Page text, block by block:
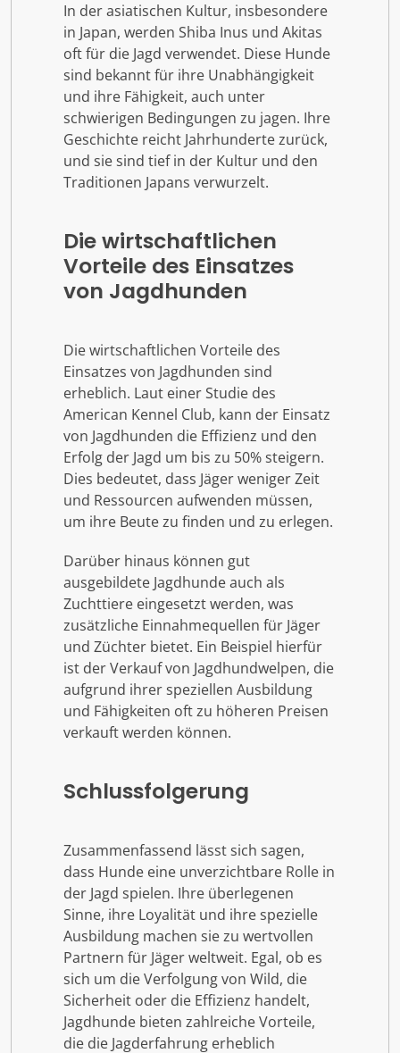
In der asiatischen Kultur, insbesondere
in Japan, werden Shiba Inus und Akitas
oft für die Jagd verwendet. Diese Hunde
sind bekannt für ihre Unabhängigkeit
und ihre Fähigkeit, auch unter
schwierigen Bedingungen zu jagen. Ihre
Geschichte reicht Jahrhunderte zurück,
und sie sind tief in der Kultur und den
Traditionen Japans verwurzelt.
Die wirtschaftlichen
Vorteile des Einsatzes
von Jagdhunden
Die wirtschaftlichen Vorteile des
Einsatzes von Jagdhunden sind
erheblich. Laut einer Studie des
American Kennel Club, kann der Einsatz
von Jagdhunden die Effizienz und den
Erfolg der Jagd um bis zu 50% steigern.
Dies bedeutet, dass Jäger weniger Zeit
und Ressourcen aufwenden müssen,
um ihre Beute zu finden und zu erlegen.
Darüber hinaus können gut
ausgebildete Jagdhunde auch als
Zuchttiere eingesetzt werden, was
zusätzliche Einnahmequellen für Jäger
und Züchter bietet. Ein Beispiel hierfür
ist der Verkauf von Jagdhundwelpen, die
aufgrund ihrer speziellen Ausbildung
und Fähigkeiten oft zu höheren Preisen
verkauft werden können.
Schlussfolgerung
Zusammenfassend lässt sich sagen,
dass Hunde eine unverzichtbare Rolle in
der Jagd spielen. Ihre überlegenen
Sinne, ihre Loyalität und ihre spezielle
Ausbildung machen sie zu wertvollen
Partnern für Jäger weltweit. Egal, ob es
sich um die Verfolgung von Wild, die
Sicherheit oder die Effizienz handelt,
Jagdhunde bieten zahlreiche Vorteile,
die die Jagderfahrung erheblich